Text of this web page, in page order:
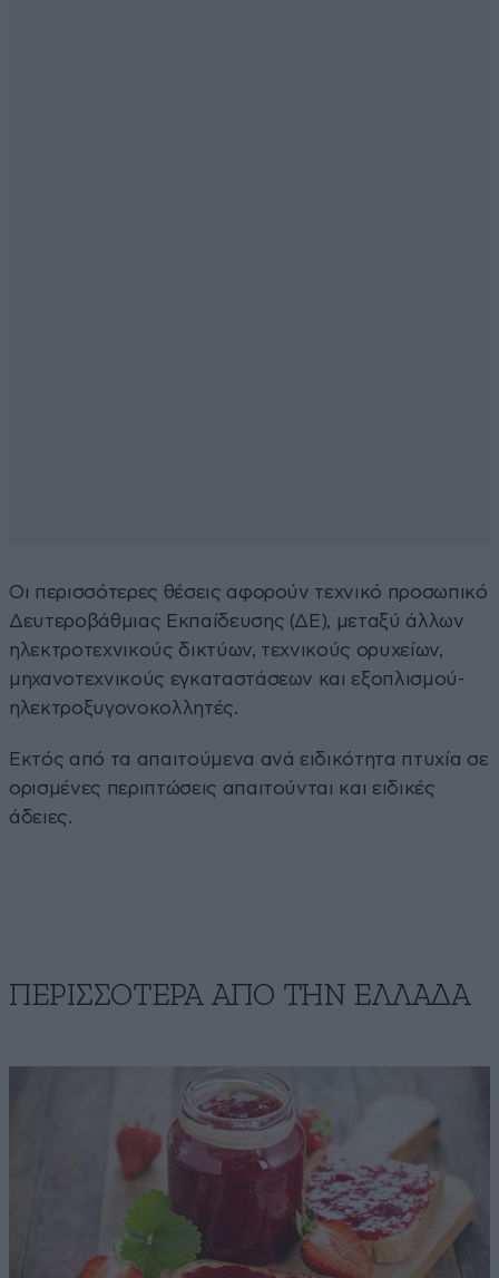
Οι περισσότερες θέσεις αφορούν τεχνικό προσωπικό
Δευτεροβάθμιας Εκπαίδευσης (ΔΕ), μεταξύ άλλων
ηλεκτροτεχνικούς δικτύων, τεχνικούς ορυχείων,
μηχανοτεχνικούς εγκαταστάσεων και εξοπλισμού-
ηλεκτροξυγονοκολλητές.
Εκτός από τα απαιτούμενα ανά ειδικότητα πτυχία σε
ορισμένες περιπτώσεις απαιτούνται και ειδικές
άδειες.
ΠΕΡΙΣΣΟΤΕΡΑ ΑΠΟ ΤΗΝ ΕΛΛΑΔΑ